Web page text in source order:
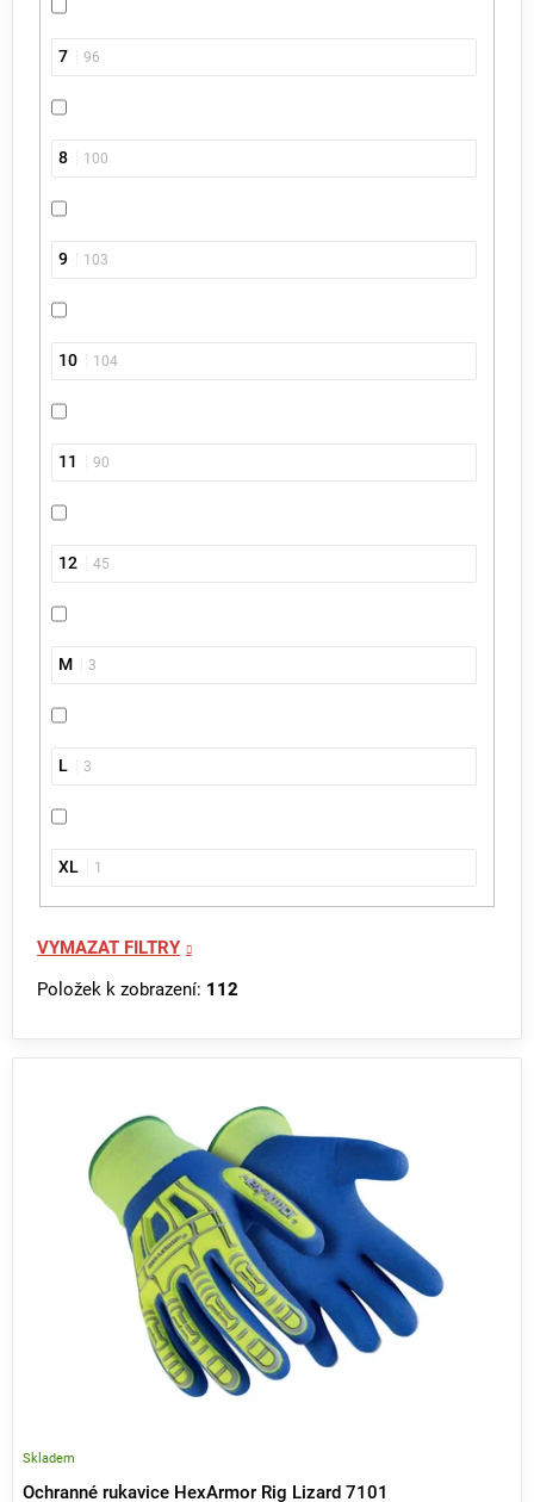
7 96
8 100
9 103
10 104
11 90
12 45
M 3
L 3
XL 1
VYMAZAT FILTRY
Položek k zobrazení: 112
Ochranné rukavice HexArmor Rig Lizard 7101
Skladem